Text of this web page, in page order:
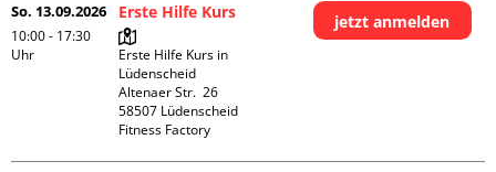
So. 13.09.2026
10:00 - 17:30
Uhr
Erste Hilfe Kurs
Erste Hilfe Kurs in
Lüdenscheid
Altenaer Str.  26
58507 Lüdenscheid
Fitness Factory
jetzt anmelden